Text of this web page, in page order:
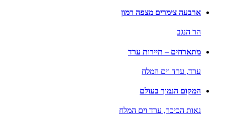
ארבעה צימרים מצפה רמון
הר הנגב
מתארחים – תיירות ערד
ערד, ערד וים המלח
המקום הנמוך בעולם
נאות הכיכר, ערד וים המלח